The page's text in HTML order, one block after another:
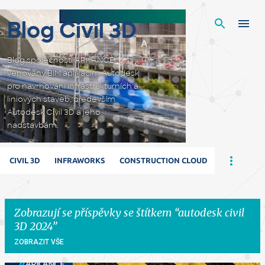
Blog Civil 3D
Blog společnosti ARKANCE
věnovaný BIM aplikacím Autodesk
pro navrhování infrastrukturních a
liniových staveb, především
Autodesk Civil 3D a jeho
nadstavbám.
CIVIL 3D INFRAWORKS CONSTRUCTION CLOUD
Zobrazují se příspěvky se štítkem autodesk civil
3D 2024
ZOBRAZIT VŠE